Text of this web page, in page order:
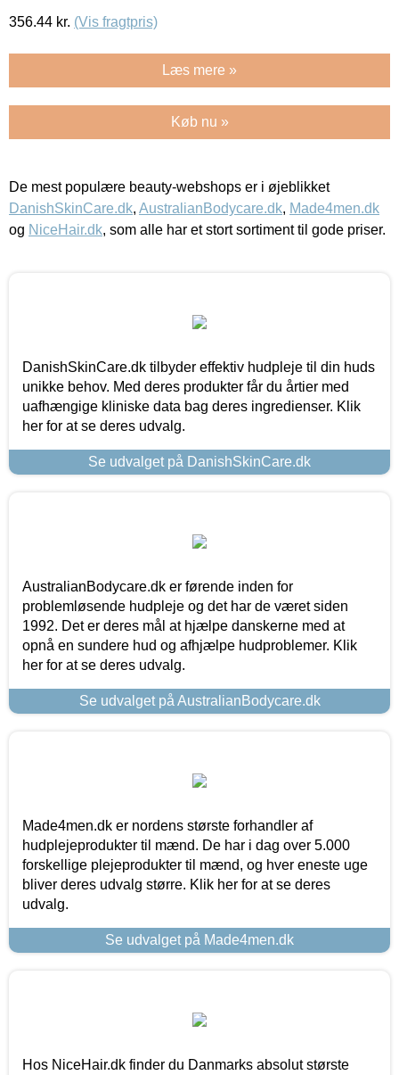
356.44 kr. (Vis fragtpris)
Læs mere »
Køb nu »
De mest populære beauty-webshops er i øjeblikket
DanishSkinCare.dk, AustralianBodycare.dk, Made4men.dk
og NiceHair.dk, som alle har et stort sortiment til gode priser.
DanishSkinCare.dk tilbyder effektiv hudpleje til din huds
unikke behov. Med deres produkter får du årtier med
uafhængige kliniske data bag deres ingredienser. Klik
her for at se deres udvalg.
Se udvalget på DanishSkinCare.dk
AustralianBodycare.dk er førende inden for
problemløsende hudpleje og det har de været siden
1992. Det er deres mål at hjælpe danskerne med at
opnå en sundere hud og afhjælpe hudproblemer. Klik
her for at se deres udvalg.
Se udvalget på AustralianBodycare.dk
Made4men.dk er nordens største forhandler af
hudplejeprodukter til mænd. De har i dag over 5.000
forskellige plejeprodukter til mænd, og hver eneste uge
bliver deres udvalg større. Klik her for at se deres
udvalg.
Se udvalget på Made4men.dk
Hos NiceHair.dk finder du Danmarks absolut største